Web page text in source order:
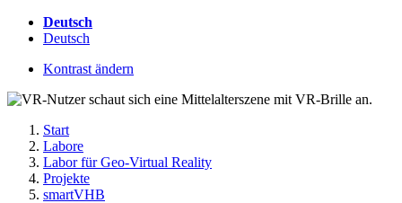
Deutsch
Deutsch
Kontrast ändern
Start
Labore
Labor für Geo-Virtual Reality
Projekte
smartVHB